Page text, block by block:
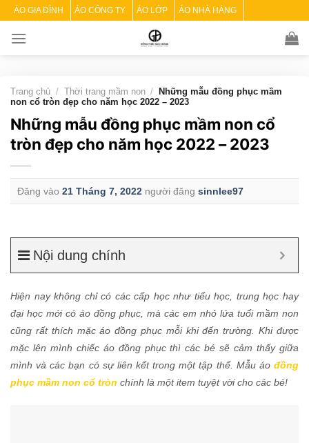
Skip
content
ÁO GIA ĐÌNH ÁO CÔNG TY ÁO LỚP ÁO NHÀ HÀNG
Trang chủ / Thời trang mầm non /
Những mẫu đồng phục mầm
non cổ tròn đẹp cho năm học 2022 – 2023
Những mẫu đồng phục mầm non cổ
tròn đẹp cho năm học 2022 – 2023
Đăng vào 21 Tháng 7, 2022 người đăng sinnlee97
Nội dung chính
Hiện nay không chỉ có các cấp học như tiểu học, trung học hay
đại học mới có áo đồng phục, mà các em nhỏ lứa tuổi mầm non
cũng rất thích mặc áo đồng phục mỗi khi đến trường. Khi được
mặc lên mình chiếc áo đồng phục thì các bé sẽ cảm thấy giữa
mình và các bạn có sự liên kết trong một tập thể. Mẫu áo đồng
phục mầm non cổ tròn chính là một item tuyệt vời cho các bé!